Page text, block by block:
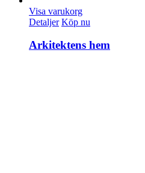
Visa varukorg
Detaljer Köp nu
Arkitektens hem